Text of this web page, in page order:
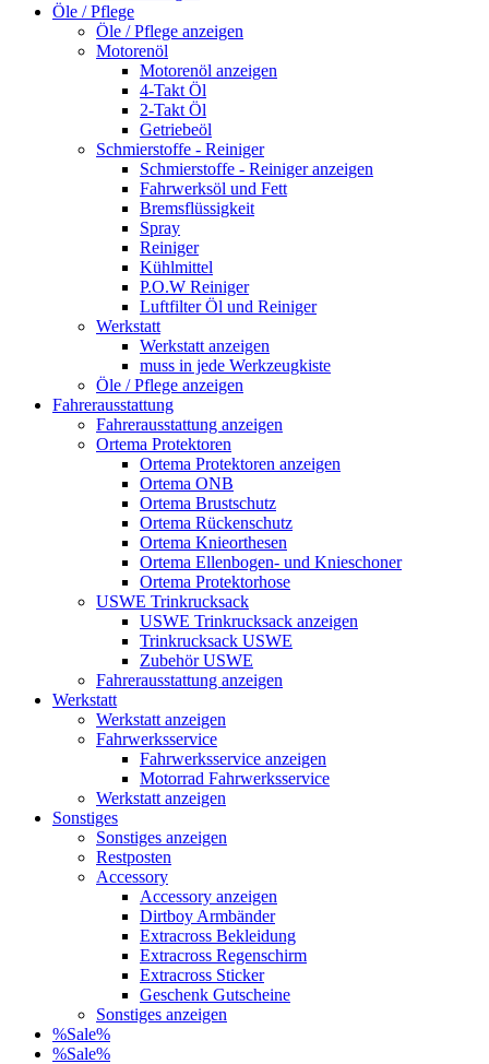
Öle / Pflege
Öle / Pflege anzeigen
Motorenöl
Motorenöl anzeigen
4-Takt Öl
2-Takt Öl
Getriebeöl
Schmierstoffe - Reiniger
Schmierstoffe - Reiniger anzeigen
Fahrwerksöl und Fett
Bremsflüssigkeit
Spray
Reiniger
Kühlmittel
P.O.W Reiniger
Luftfilter Öl und Reiniger
Werkstatt
Werkstatt anzeigen
muss in jede Werkzeugkiste
Öle / Pflege anzeigen
Fahrerausstattung
Fahrerausstattung anzeigen
Ortema Protektoren
Ortema Protektoren anzeigen
Ortema ONB
Ortema Brustschutz
Ortema Rückenschutz
Ortema Knieorthesen
Ortema Ellenbogen- und Knieschoner
Ortema Protektorhose
USWE Trinkrucksack
USWE Trinkrucksack anzeigen
Trinkrucksack USWE
Zubehör USWE
Fahrerausstattung anzeigen
Werkstatt
Werkstatt anzeigen
Fahrwerksservice
Fahrwerksservice anzeigen
Motorrad Fahrwerksservice
Werkstatt anzeigen
Sonstiges
Sonstiges anzeigen
Restposten
Accessory
Accessory anzeigen
Dirtboy Armbänder
Extracross Bekleidung
Extracross Regenschirm
Extracross Sticker
Geschenk Gutscheine
Sonstiges anzeigen
%Sale%
%Sale%